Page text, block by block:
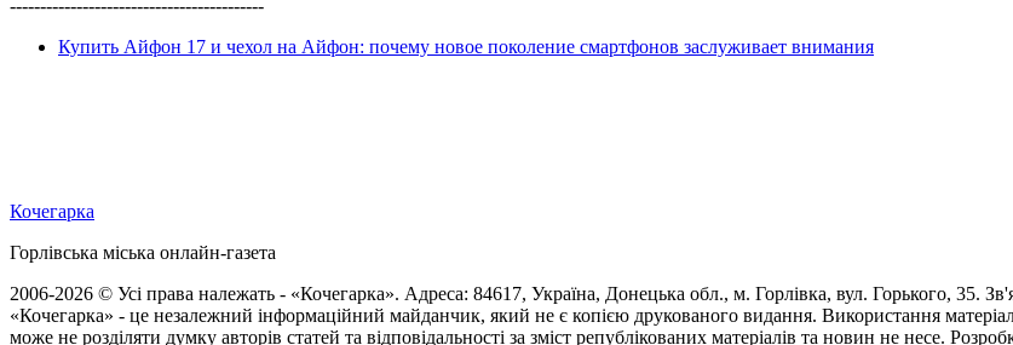
------------------------------------------
Купить Айфон 17 и чехол на Айфон: почему новое поколение смартфонов заслуживает внимания
Кочегарка
Горлівська міська онлайн-газета
2006-2026 © Усі права належать - «Кочегарка». Адреса: 84617, Україна, Донецька обл., м. Горлівка, вул. Горького, 35.
«Кочегарка» - це незалежний інформаційний майданчик, який не є копією друкованого видання. Використання
може не розділяти думку авторів статей та відповідальності за зміст републікованих матеріалів та новин не несе.